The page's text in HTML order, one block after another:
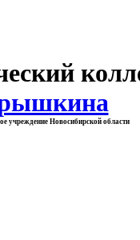
учреждение Новосибирской области